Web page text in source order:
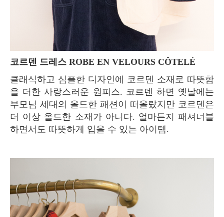
코르덴 드레스 ROBE EN VELOURS CÔTELÉ
클래식하고 심플한 디자인에 코르덴 소재로 따뜻함
을 더한 사랑스러운 원피스. 코르덴 하면 옛날에는
부모님 세대의 올드한 패션이 떠올랐지만 코르덴은
더 이상 올드한 소재가 아니다. 얼마든지 패셔너블
하면서도 따뜻하게 입을 수 있는 아이템.